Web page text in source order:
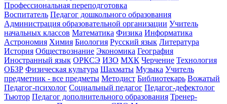
Профессиональная переподготовка
Воспитатель Педагог дошкольного образования
Администрация образовательной организации Учитель
начальных классов Математика Физика Информатика
Астрономия Химия Биология Русский язык Литература
История Обществознание Экономика География
Иностранный язык ОРКСЭ ИЗО МХК Черчение Технология
ОБЗР Физическая культура Шахматы Музыка Учитель
предметник - все предметы Методист Библиотекарь Вожатый
Педагог-психолог Социальный педагог Педагог-дефектолог
Тьютор Педагог дополнительного образования Тренер-